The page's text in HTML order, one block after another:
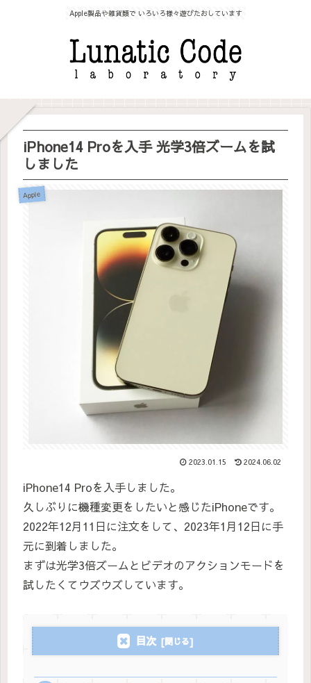
Apple製品や雑貨類で いろいろ様々遊びたおしています
iPhone14 Proを入手 光学3倍ズームを試
しました
Apple
2023.01.15 2024.06.02
iPhone14 Proを入手しました。
久しぶりに機種変更をしたいと感じたiPhoneです。
2022年12月11日に注文をして、2023年1月12日に手
元に到着しました。
まずは光学3倍ズームとビデオのアクションモードを
試したくてウズウズしています。
目次